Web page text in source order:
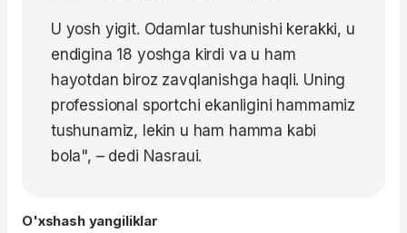
U yosh yigit. Odamlar tushunishi kerakki, u
endigina 18 yoshga kirdi va u ham
hayotdan biroz zavqlanishga haqli. Uning
professional sportchi ekanligini hammamiz
tushunamiz, lekin u ham hamma kabi
bola", – dedi Nasraui.
O'xshash yangiliklar